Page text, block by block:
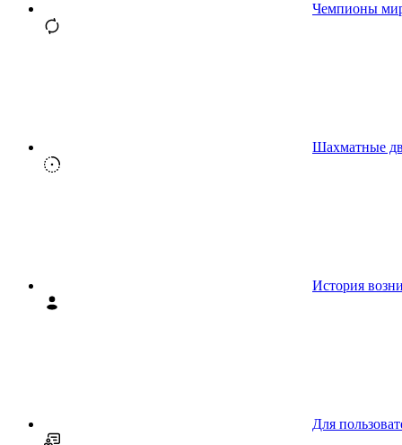
Чемпионы
Шахматные
История
Для